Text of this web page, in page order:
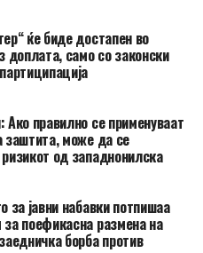
ќе биде достапен во
доплата, само со законски
правилно се применуваат
заштита, може да се
од западнонилска
за јавни набавки потпишаа
поефикасна размена на
борба против